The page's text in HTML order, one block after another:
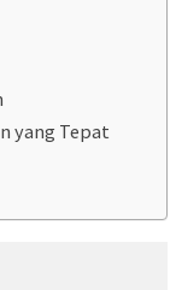
yang Tepat